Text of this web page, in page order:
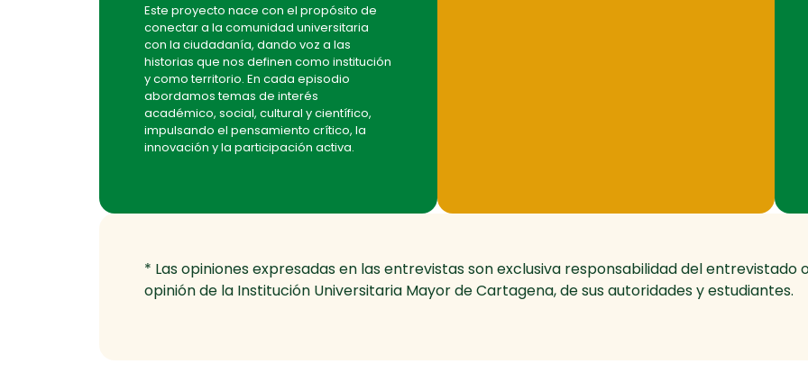
Este proyecto nace con el propósito de
conectar a la comunidad universitaria
con la ciudadanía, dando voz a las
historias que nos definen como institución
y como territorio. En cada episodio
abordamos temas de interés
académico, social, cultural y científico,
impulsando el pensamiento crítico, la
innovación y la participación activa.
* Las opiniones expresadas en las entrevistas son exclusiva responsabilidad del
opinión de la Institución Universitaria Mayor de Cartagena, de sus autoridades y estudiantes.